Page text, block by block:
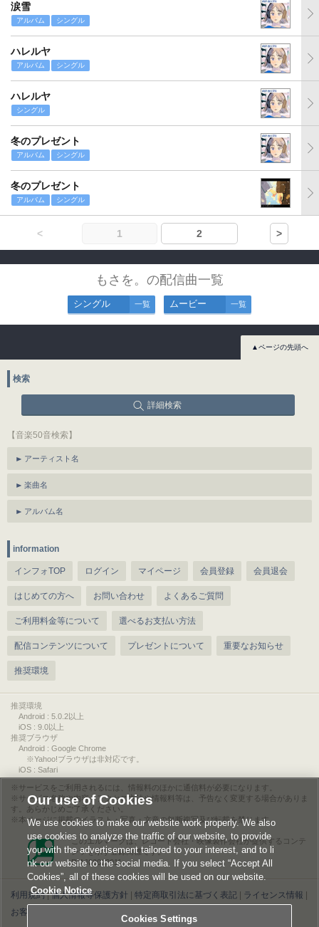
涙雪
アルバム シングル
ハレルヤ
アルバム シングル
ハレルヤ
シングル
冬のプレゼント
アルバム シングル
冬のプレゼント
アルバム シングル
< 1 2 >
もさを。の配信曲一覧
シングル 一覧 ムービー 一覧
▲ページの先頭へ
検索
詳細検索
【音楽50音検索】
アーティスト名
楽曲名
アルバム名
information
インフォTOP ログイン マイページ 会員登録 会員退会
はじめての方へ お問い合わせ よくあるご質問
ご利用料金等について 選べるお支払い方法
配信コンテンツについて プレゼントについて 重要なお知らせ
推奨環境
推奨環境
Android : 5.0.2以上
iOS : 9.0以上
推奨ブラウザ
Android : Google Chrome
※Yahoo!ブラウザは非対応です。
iOS : Safari
サービスをご利用されるには、情報料のほかに通信料が必要になります。
サービス名称や内容、アクセス方法や情報料等は、予告なく変更する場合がありま
す。あらかじめご了承ください。
本ページに掲載のイラスト・写真・文章の無断複写及び転載を禁じます。
このエルマークは、レコード会社・映像製作会社が提供するコンテ
ンツを示す登録商標です。
RIAJ00013011
利用規約|個人情報等保護方針 特定商取引法に基づく表記 ライセンス情報
お客様情報の外部送信について
Our use of Cookies
We use cookies to make our website work properly. We also
use cookies to analyze the traffic of our website, to provide
you with the advertisement tailored to your interest, and to li
nk our website to the social media. If you select “Accept All
Cookies”, all of these cookies will be used on our website.
Cookie Notice
Cookies Settings